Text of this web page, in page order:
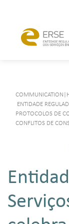
COMMUNICATION
ENTIDADE
PROTOCOLOS DE
CONFLITOS DE